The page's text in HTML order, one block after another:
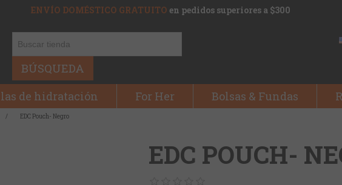
ENVÍO DOMÉSTICO GRATUITO en pedidos superiores a $300
BÚSQUEDA
de hidratación For Her Bolsas & Fundas
/ EDC Pouch- Negro
EDC POUCH-